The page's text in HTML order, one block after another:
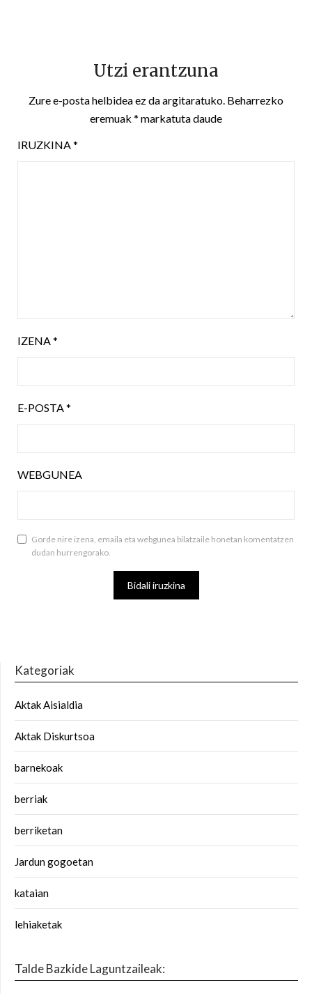
Utzi erantzuna
Zure e-posta helbidea ez da argitaratuko. Beharrezko
eremuak * markatuta daude
IRUZKINA*
IZENA*
E-POSTA*
WEBGUNEA
Gorde nire izena, emaila eta webgunea bilatzaile honetan komentatzen
dudan hurrengorako.
Kategoriak
Aktak Aisialdia
Aktak Diskurtsoa
barnekoak
berriak
berriketan
Jardun gogoetan
kataian
lehiaketak
Talde Bazkide Laguntzaileak: